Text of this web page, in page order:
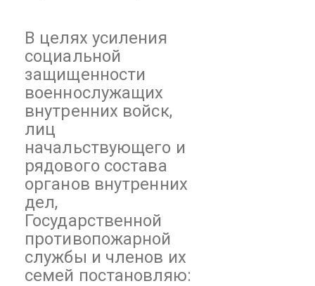
В целях усиления
социальной
защищенности
военнослужащих
внутренних войск,
лиц
начальствующего и
рядового состава
органов внутренних
дел,
Государственной
противопожарной
службы и членов их
семей постановляю: